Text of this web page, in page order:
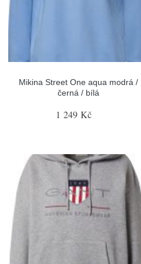
Mikina Street One aqua modrá /
černá / bílá
1 249 Kč